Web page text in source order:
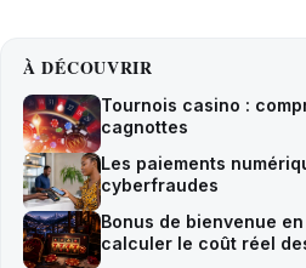
À DÉCOUVRIR
Tournois casino :
cagnottes
Les paiements
cyberfraudes
Bonus de bienvenue
calculer le coût réel